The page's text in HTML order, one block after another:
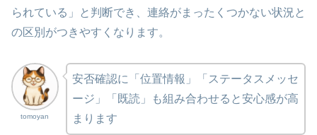
られている」と判断でき、連絡がまったくつかない状況と
の区別がつきやすくなります。
tomoyan
安否確認に「位置情報」「ステータスメッセ
ージ」「既読」も組み合わせると安心感が高
まります